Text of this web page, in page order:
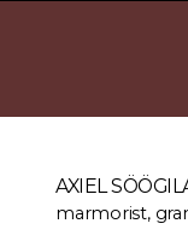
AXIEL
marmorist,